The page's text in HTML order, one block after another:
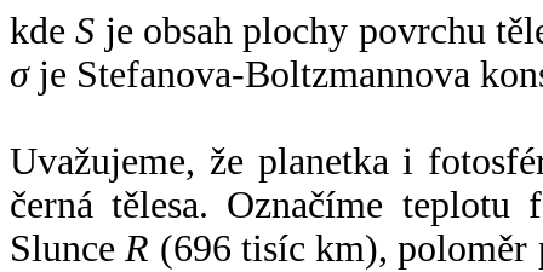
kdeS je obsah plochy povrchu
σje Stefanova-Boltzmannova
Uvažujeme, že planetka i
černá tělesa. Označíme
SlunceR (696 tisíc km),